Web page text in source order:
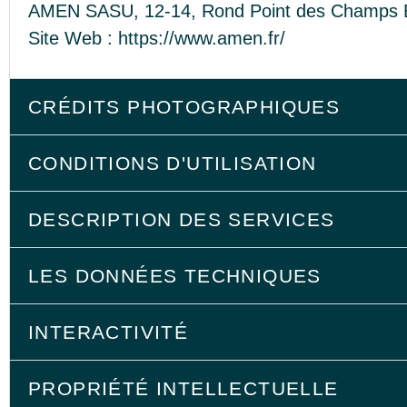
AMEN SASU, 12-14, Rond Point des Champs
Site Web : https://www.amen.fr/
CRÉDITS PHOTOGRAPHIQUES
CONDITIONS D'UTILISATION
DESCRIPTION DES SERVICES
LES DONNÉES TECHNIQUES
INTERACTIVITÉ
PROPRIÉTÉ INTELLECTUELLE